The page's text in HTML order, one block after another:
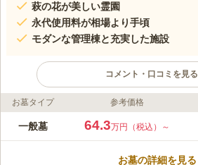
萩の花が美しい霊園
永代使用料が相場より手頃
モダンな管理棟と充実した施設
コメント・口コミを見る
ライフドット編集部のコメント
四季折々、萩の姿を観賞する為に訪
区画は一般墓所の他、芝生墓所や緑
お墓タイプ 参考価格
一般墓 64.3万円（税込）～
お墓の詳細を見る